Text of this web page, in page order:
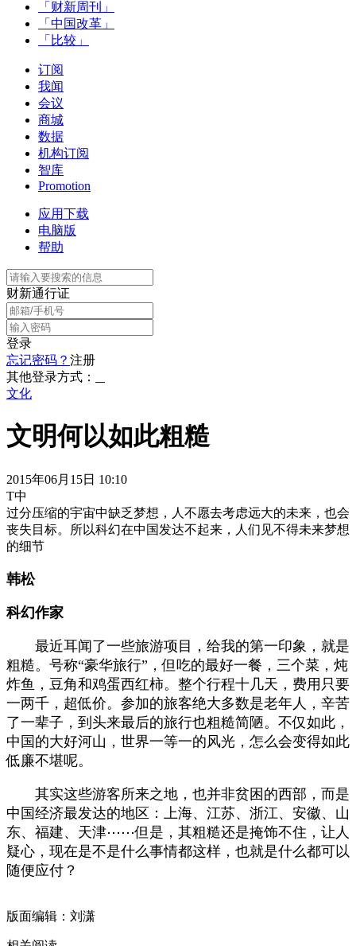
「财新周刊」
「中国改革」
「比较」
订阅
我闻
会议
商城
数据
机构订阅
智库
Promotion
应用下载
电脑版
帮助
财新通行证
登录
忘记密码？ 注册
其他登录方式：
文化
文明何以如此粗糙
2015年06月15日 10:10
T中
过分压缩的宇宙中缺乏梦想，人不愿去考虑远大的未来，也会
丧失目标。所以科幻在中国发达不起来，人们见不得未来梦想
的细节
韩松
科幻作家
最近耳闻了一些旅游项目，给我的第一印象，就是
粗糙。号称“豪华旅行”，但吃的最好一餐，三个菜，炖
炸鱼，豆角和鸡蛋西红柿。整个行程十几天，费用只要
一两千，超低价。参加的旅客绝大多数是老年人，辛苦
了一辈子，到头来最后的旅行也粗糙简陋。不仅如此，
中国的大好河山，世界一等一的风光，怎么会变得如此
低廉不堪呢。
其实这些游客所来之地，也并非贫困的西部，而是
中国经济最发达的地区：上海、江苏、浙江、安徽、山
东、福建、天津⋯⋯但是，其粗糙还是掩饰不住，让人
疑心，现在是不是什么事情都这样，也就是什么都可以
随便应付？
版面编辑：刘潇